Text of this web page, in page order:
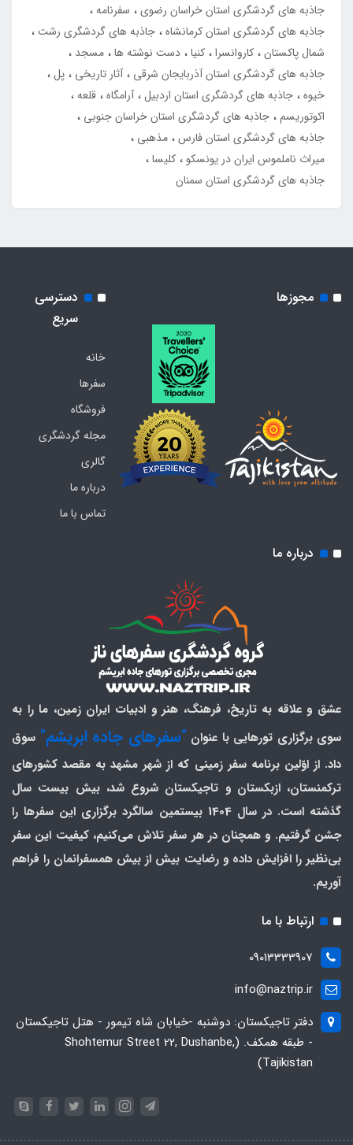
جاذبه های گردشگری استان خراسان رضوی
سفرنامه
جاذبه های گردشگری استان کرمانشاه جاذبه های گردشگری رشت
شمال پاکستان کاروانسرا کنیا دست نوشته ها مسجد
جاذبه های گردشگری استان آذربایجان شرقی
آثار تاریخی
پل
خیوه جاذبه های گردشگری استان اردبیل آرامگاه قلعه
اکوتوریسم جاذبه های گردشگری استان خراسان جنوبی
جاذبه های گردشگری استان فارس مذهبی
میراث ناملموس ایران در یونسکو کلیسا
جاذبه های گردشگری استان سمنان
مجوزها
دسترسی
سریع
خانه
سفرها
فروشگاه
مجله گردشگری
گالری
درباره ما
تماس با ما
درباره ما
عشق و علاقه به تاریخ، فرهنگ، هنر و ادبیات ایران زمین، ما را به
سوی برگزاری تورهایی با عنوان "سفرهای جاده ابریشم" سوق
داد. از اوّلین برنامه سفر زمینی که از شهر مشهد به مقصد کشورهای
ترکمنستان، ازبکستان و تاجیکستان شروع شد، بیش بیست سال
گذشته است. در سال 1404 بیستمین سالگرد برگزاری این سفرها را
جشن گرفتیم. و همچنان در هر سفر تلاش می‌کنیم، کیفیت این سفر
بی‌نظیر را افزایش داده و رضایت بیش از بیش همسفرانمان را فراهم
آوریم.
ارتباط با ما
09013333907
info@naztrip.ir
دفتر تاجیکستان: دوشنبه -خیابان شاه تیمور - هتل تاجیکستان
- طبقه همکف. (Shohtemur Street 22, Dushanbe,
Tajikistan)